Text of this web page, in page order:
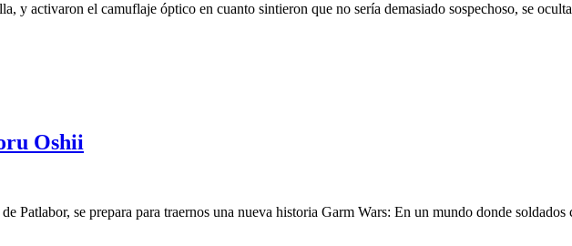
y activaron el camuflaje óptico en cuanto sintieron que no sería demasiado sospechoso, se
Oshii
Patlabor, se prepara para traernos una nueva historia Garm Wars: En un mundo donde